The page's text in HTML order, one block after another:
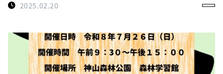
2025.02.20